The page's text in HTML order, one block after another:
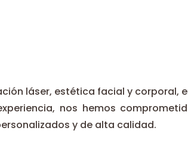
láser, estética facial y corporal,
nos hemos
y de alta calidad.